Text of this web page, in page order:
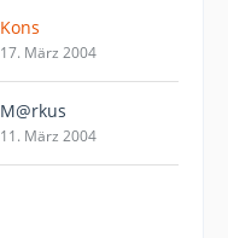
Kons
17. März 2004
M@rkus
11. März 2004